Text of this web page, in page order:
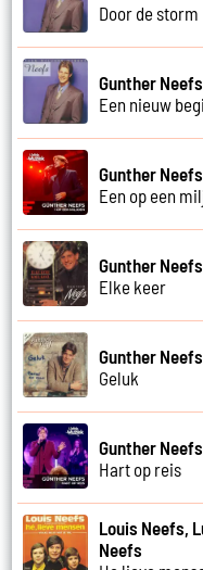
Door de storm
Gunther Neefs
Een nieuw
Gunther Neefs
Een op een
Gunther Neefs
Elke keer
Gunther Neefs
Geluk
Gunther Neefs
Hart op reis
Louis Neefs,
Neefs